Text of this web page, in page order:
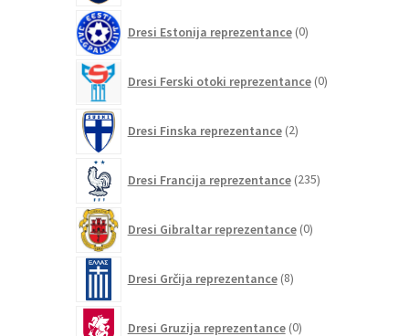
Dresi Estonija reprezentance 0izdelkov
Dresi Ferski otoki reprezentance 0izdelkov
Dresi Finska reprezentance 2izdelka
Dresi Francija reprezentance 235izdelkov
Dresi Gibraltar reprezentance 0izdelkov
Dresi Grčija reprezentance 8izdelkov
Dresi Gruzija reprezentance 0